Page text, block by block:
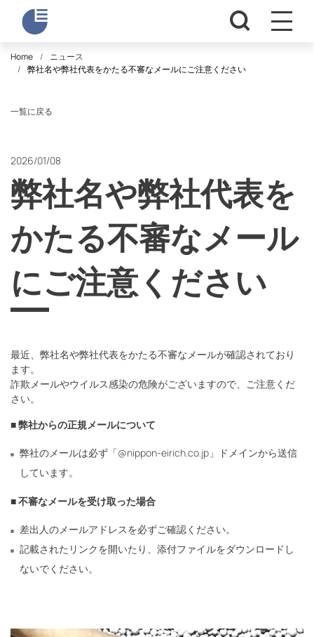
Home
ニュース
弊社名や弊社代表をかたる不審なメールにご注意ください
一覧に戻る
2026/01/08
弊社名や弊社代表を
かたる不審なメール
にご注意ください
最近、弊社名や弊社代表をかたる不審なメールが確認されており
ます。
詐欺メールやウイルス感染の危険がございますので、ご注意くだ
さい。
■ 弊社からの正規メールについて
弊社のメールは必ず「@nippon-eirich.co.jp」ドメインから送信
しています。
■ 不審なメールを受け取った場合
差出人のメールアドレスを必ずご確認ください。
記載されたリンクを開いたり、添付ファイルをダウンロードし
ないでください。